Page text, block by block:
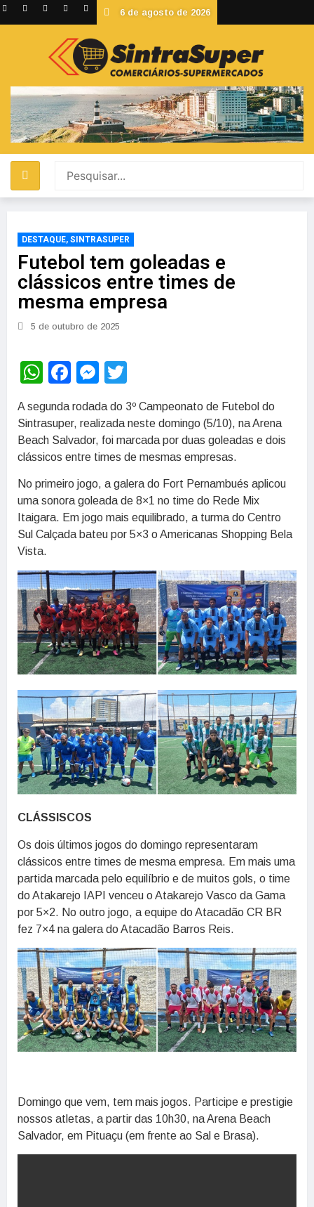
6 de agosto de 2026
DESTAQUE,SINTRASUPER
Futebol tem goleadas e
clássicos entre times de
mesma empresa
5 de outubro de 2025
WhatsApp
Facebook
Messenger
A segunda rodada do 3º Campeonato de Futebol do
Sintrasuper, realizada neste domingo (5/10), na Arena
Beach Salvador, foi marcada por duas goleadas e dois
clássicos entre times de mesmas empresas.
No primeiro jogo, a galera do Fort Pernambués aplicou
uma sonora goleada de 8×1 no time do Rede Mix
Itaigara. Em jogo mais equilibrado, a turma do Centro
Sul Calçada bateu por 5×3 o Americanas Shopping Bela
Vista.
CLÁSSISCOS
Os dois últimos jogos do domingo representaram
clássicos entre times de mesma empresa. Em mais uma
partida marcada pelo equilíbrio e de muitos gols, o time
do Atakarejo IAPI venceu o Atakarejo Vasco da Gama
por 5×2. No outro jogo, a equipe do Atacadão CR BR
fez 7×4 na galera do Atacadão Barros Reis.
Domingo que vem, tem mais jogos. Participe e prestigie
nossos atletas, a partir das 10h30, na Arena Beach
Salvador, em Pituaçu (em frente ao Sal e Brasa).